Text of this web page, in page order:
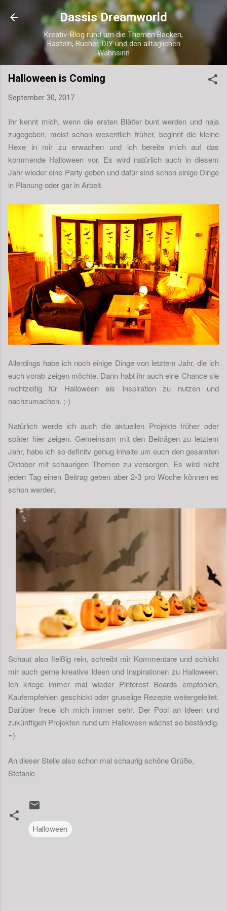
Direkt zum Hauptbereich
Dassis Dreamworld
Kreativ-Blog rund um die Themen Backen,
Basteln, Bücher, DIY und den alltäglichen
Wahnsinn
Halloween is Coming
September 30, 2017
Ihr kennt mich, wenn die ersten Blätter bunt werden und naja
zugegeben, meist schon wesentlich früher, beginnt die kleine
Hexe in mir zu erwachen und ich bereite mich auf das
kommende Halloween vor. Es wird natürlich auch in diesem
Jahr wieder eine Party geben und dafür sind schon einige Dinge
in Planung oder gar in Arbeit.
Allerdings habe ich noch einige Dinge von letztem Jahr, die ich
euch vorab zeigen möchte. Dann habt ihr auch eine Chance sie
rechtzeitig für Halloween als Inspiration zu nutzen und
nachzumachen. ;-)
Natürlich werde ich auch die aktuellen Projekte früher oder
später hier zeigen. Gemeinsam mit den Beiträgen zu letztem
Jahr, habe ich so definitv genug Inhalte um euch den gesamten
Oktober mit schaurigen Themen zu versorgen. Es wird nicht
jeden Tag einen Beitrag geben aber 2-3 pro Woche können es
schon werden.
Schaut also fleißig rein, schreibt mir Kommentare und schickt
mir auch gerne kreative Ideen und Inspirationen zu Halloween.
Ich kriege immer mal wieder Pinterest Boards empfohlen,
Kaufempfehlen geschickt oder gruselige Rezepte weitergeleitet.
Darüber freue ich mich immer sehr. Der Pool an Ideen und
zukünftigeh Projekten rund um Halloween wächst so beständig.
=)
An dieser Stelle also schon mal schaurig schöne Grüße,
Stefanie
Halloween